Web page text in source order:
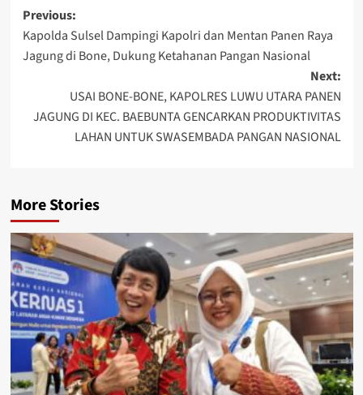
Post
navigation
Previous:
Kapolda Sulsel Dampingi Kapolri dan Mentan Panen Raya
Jagung di Bone, Dukung Ketahanan Pangan Nasional
Next:
USAI BONE-BONE, KAPOLRES LUWU UTARA PANEN
JAGUNG DI KEC. BAEBUNTA GENCARKAN PRODUKTIVITAS
LAHAN UNTUK SWASEMBADA PANGAN NASIONAL
More Stories